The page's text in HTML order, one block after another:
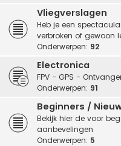
Vliegverslagen
Heb je een
verbroken of gewoon
Onderwerpen: 92
Electronica
FPV - GPS -
Onderwerpen: 91
Beginners /
Bekijk hier de voor
aanbevelingen
Onderwerpen: 5